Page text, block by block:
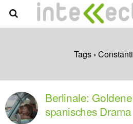
Tags ›
Berlinale:
spanisches